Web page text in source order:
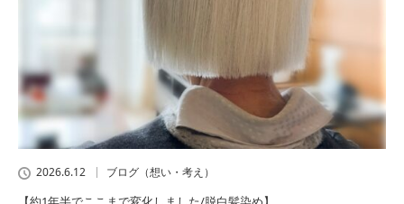
2026.6.12 ブログ（想い・考え）